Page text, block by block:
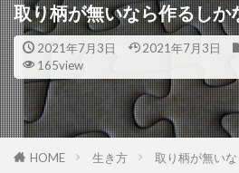
取り柄が無いなら作るしか
2021年7月3日 2021年7月3日
165view
HOME 生き方 取り柄が無い